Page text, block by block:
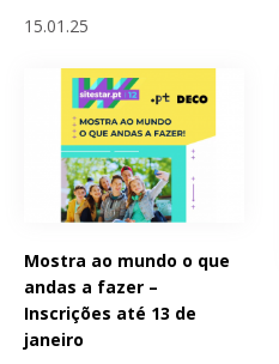
15.01.25
Mostra ao mundo o que
andas a fazer –
Inscrições até 13 de
janeiro